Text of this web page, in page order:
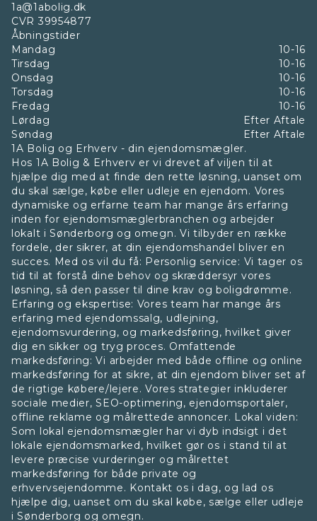
1a@1abolig.dk
CVR 39954877
Åbningstider
Mandag
10-16
Tirsdag
10-16
Onsdag
10-16
Torsdag
10-16
Fredag
10-16
Lørdag
Efter Aftale
Søndag
Efter Aftale
1A Bolig og Erhverv - din ejendomsmægler.
Hos 1A Bolig & Erhverv er vi drevet af viljen til at
hjælpe dig med at finde den rette løsning, uanset om
du skal sælge, købe eller udleje en ejendom. Vores
dynamiske og erfarne team har mange års erfaring
inden for ejendomsmæglerbranchen og arbejder
lokalt i Sønderborg og omegn. Vi tilbyder en række
fordele, der sikrer, at din ejendomshandel bliver en
succes. Med os vil du få: Personlig service: Vi tager os
tid til at forstå dine behov og skræddersyr vores
løsning, så den passer til dine krav og boligdrømme.
Erfaring og ekspertise: Vores team har mange års
erfaring med ejendomssalg, udlejning,
ejendomsvurdering, og markedsføring, hvilket giver
dig en sikker og tryg proces. Omfattende
markedsføring: Vi arbejder med både offline og online
markedsføring for at sikre, at din ejendom bliver set af
de rigtige købere/lejere. Vores strategier inkluderer
sociale medier, SEO-optimering, ejendomsportaler,
offline reklame og målrettede annoncer. Lokal viden:
Som lokal ejendomsmægler har vi dyb indsigt i det
lokale ejendomsmarked, hvilket gør os i stand til at
levere præcise vurderinger og målrettet
markedsføring for både private og
erhvervsejendomme. Kontakt os i dag, og lad os
hjælpe dig, uanset om du skal købe, sælge eller udleje
i Sønderborg og omegn.